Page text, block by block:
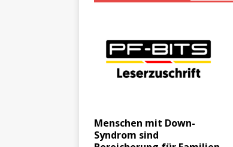
Menschen mit Down-
Syndrom sind